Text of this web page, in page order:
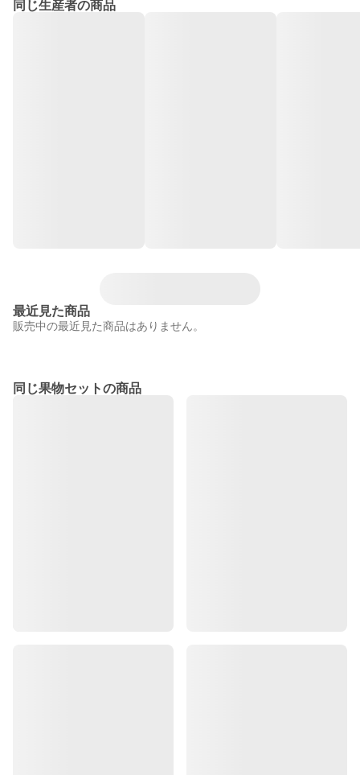
同じ生産者の商品
最近見た商品
販売中の最近見た商品はありません。
同じ果物セットの商品